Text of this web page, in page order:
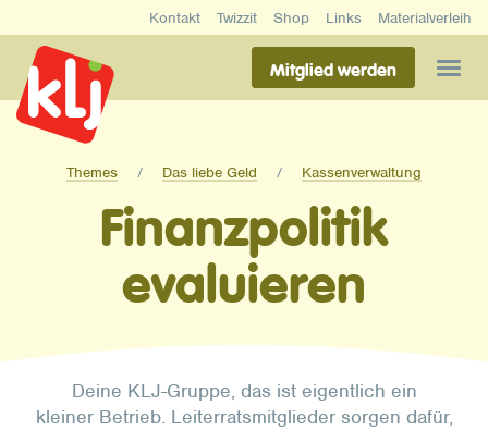
Kontakt Twizzit Shop Links Materialverleih
Mitglied werden
Themes Das liebe Geld Kassenverwaltung
Finanzpolitik
evaluieren
Deine KLJ-Gruppe, das ist eigentlich ein
kleiner Betrieb. Leiterratsmitglieder sorgen dafür,